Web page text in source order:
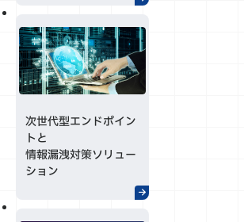
次世代型エンドポイン
トと
情報漏洩対策ソリュー
ション